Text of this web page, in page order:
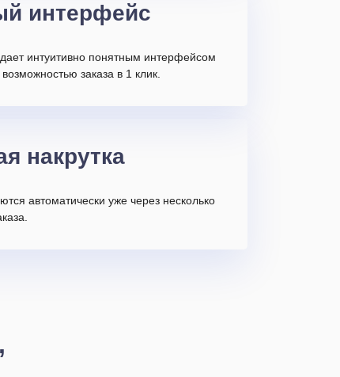
интерфейс
интуитивно понятным интерфейсом
заказа в 1 клик.
накрутка
автоматически уже через несколько